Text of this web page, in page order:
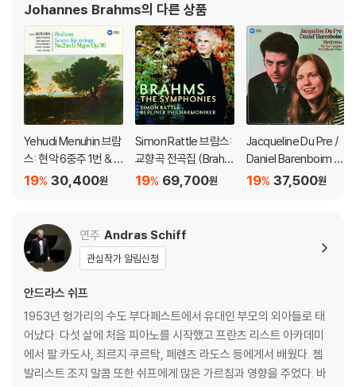
니스트로서 그는 여러 자
Johannes Brahms의 다른 상품
Yehudi Menuhin 브람
스: 현악 6중주 1번 & 2
번 (Brahms: String S
30,400원
19%
Simon Rattle 브람스:
교향곡 전곡집 (Brahm
s: Complete Symph
69,700원
19%
Jacqueline Du Pre /
Daniel Barenboim 브
람스: 첼로 소나타 (Bra
37,500원
19%
연주 Andras Schiff
관심작가 알림신청
안드라스 쉬프
1953년 헝가리의 수도 부다페스트에서 유대인 부모의 외아들로 태
어났다. 다섯 살에 처음 피아노를 시작했고 프란츠 리스트 아카데미
에서 팔 카도사, 죄르지 쿠르탁, 페렌츠 라도스 등에게서 배웠다. 쳄
발리스트 조지 말콤 또한 쉬프에게 많은 가르침과 영향을 주었다. 바